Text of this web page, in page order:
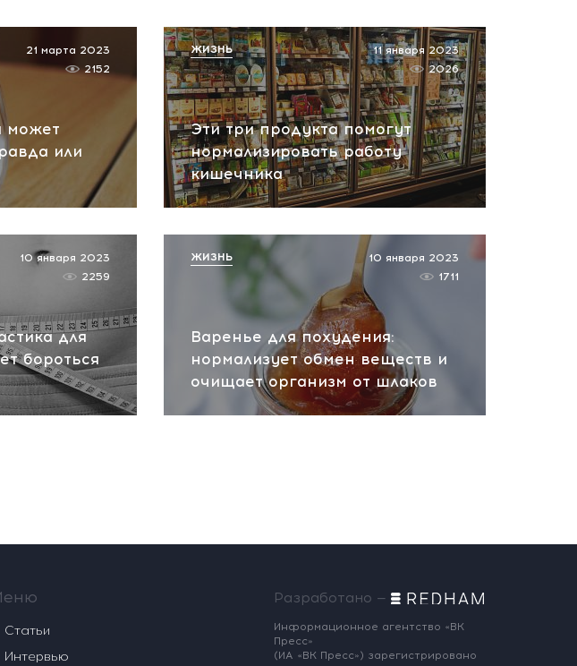
может
или
21 марта 2023
2152
Эти три продукта помогут
нормализировать работу
кишечника
11 января 2023
2026
ЖИЗНЬ
для
бороться
10 января 2023
2259
Варенье для похудения:
нормализует обмен веществ и
очищает организм от шлаков
10 января 2023
1711
ЖИЗНЬ
Статьи
Интервью
Разработано —
Информационное агентство «ВК
Пресс»
(ИА «ВК Пресс») зарегистрировано